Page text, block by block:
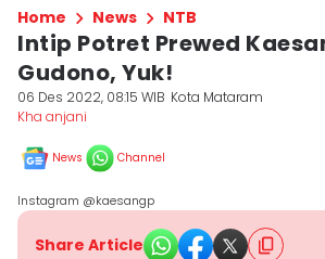
Home News NTB
Intip Potret Prewed
Gudono, Yuk!
06 Des 2022, 08:15 WIB Kota Mataram
Kha anjani
News Channel
Instagram @kaesangp
Share Article